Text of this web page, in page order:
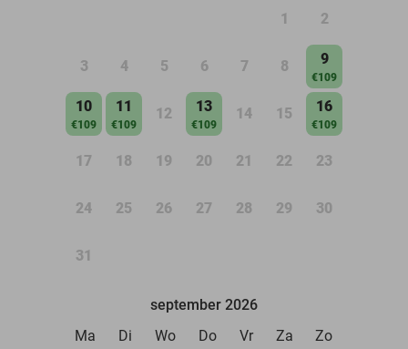
1 2
3 4 5 6 7 8 9
€109
10
€109
11
€109
12 13
€109
14 15 16
€109
17 18 19 20 21 22 23
24 25 26 27 28 29 30
31
september 2026
Ma
Di Wo Do Vr Za Zo